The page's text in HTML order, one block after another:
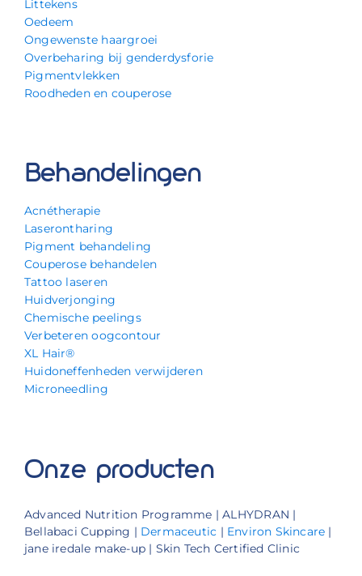
Littekens
Oedeem
Ongewenste haargroei
Overbeharing bij genderdysforie
Pigmentvlekken
Roodheden en couperose
Behandelingen
Acnétherapie
Laserontharing
Pigment behandeling
Couperose behandelen
Tattoo laseren
Huidverjonging
Chemische peelings
Verbeteren oogcontour
XL Hair®
Huidoneffenheden verwijderen
Microneedling
Onze producten
Advanced Nutrition Programme | ALHYDRAN |
Bellabaci Cupping | Dermaceutic | Environ Skincare |
jane iredale make-up | Skin Tech Certified Clinic